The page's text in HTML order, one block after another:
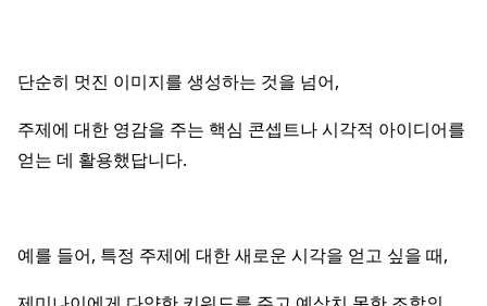
단순히 멋진 이미지를 생성하는 것을 넘어,
주제에 대한 영감을 주는 핵심 콘셉트나 시각적 아이디어를
얻는 데 활용했답니다.
예를 들어, 특정 주제에 대한 새로운 시각을 얻고 싶을 때,